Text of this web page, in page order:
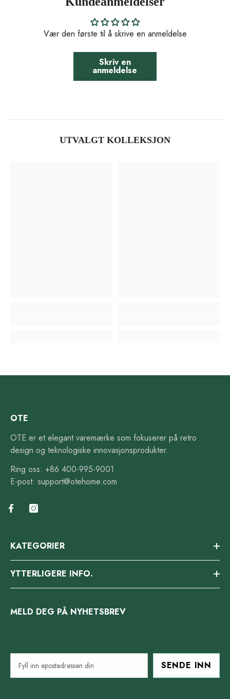
Vær den første til å skrive en anmeldelse
Skriv en
anmeldelse
UTVALGT KOLLEKSJON
OTE
OTE er et elegant varemærke som fokuserer på retro
design og teknologiske innovasjonsprodukter.
Ring oss: +86 400-995-9001
E-post: support@otehome.com
KATEGORIER
YTTERLIGERE INFO.
MELD DEG PÅ NYHETSBREV
SENDE INN